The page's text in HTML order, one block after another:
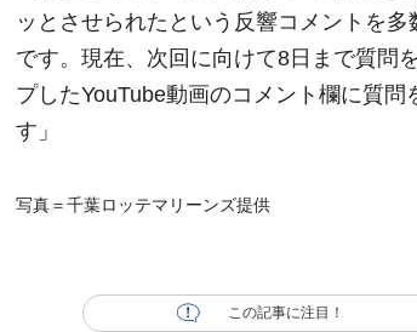
ッとさせられたという反響コメントを
です。現在、次回に向けて8日まで質問
プしたYouTube動画のコメント欄に質
す」
写真＝千葉ロッテマリーンズ提供
この記事に注目！